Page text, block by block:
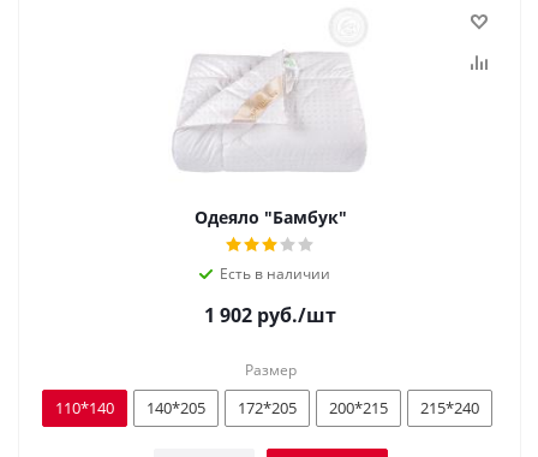
Одеяло "Бамбук"
Есть в наличии
1 902 руб./шт
Размер
110*140 140*205 172*205 200*215 215*240